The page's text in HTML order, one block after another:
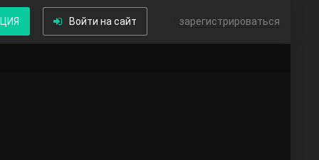
Войти на сайт зарегистрироваться